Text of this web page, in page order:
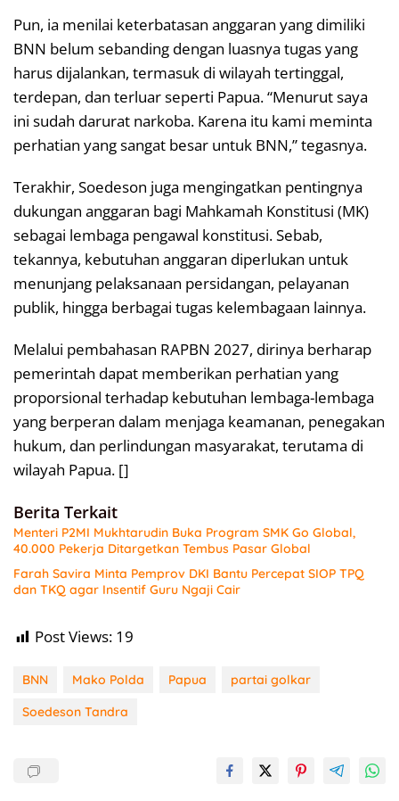
Pun, ia menilai keterbatasan anggaran yang dimiliki
BNN belum sebanding dengan luasnya tugas yang
harus dijalankan, termasuk di wilayah tertinggal,
terdepan, dan terluar seperti Papua. “Menurut saya
ini sudah darurat narkoba. Karena itu kami meminta
perhatian yang sangat besar untuk BNN,” tegasnya.
Terakhir, Soedeson juga mengingatkan pentingnya
dukungan anggaran bagi Mahkamah Konstitusi (MK)
sebagai lembaga pengawal konstitusi. Sebab,
tekannya, kebutuhan anggaran diperlukan untuk
menunjang pelaksanaan persidangan, pelayanan
publik, hingga berbagai tugas kelembagaan lainnya.
Melalui pembahasan RAPBN 2027, dirinya berharap
pemerintah dapat memberikan perhatian yang
proporsional terhadap kebutuhan lembaga-lembaga
yang berperan dalam menjaga keamanan, penegakan
hukum, dan perlindungan masyarakat, terutama di
wilayah Papua. []
Berita Terkait
Menteri P2MI Mukhtarudin Buka Program SMK Go Global,
40.000 Pekerja Ditargetkan Tembus Pasar Global
Farah Savira Minta Pemprov DKI Bantu Percepat SIOP TPQ
dan TKQ agar Insentif Guru Ngaji Cair
Post Views: 19
BNN Mako Polda Papua
partai golkar
Soedeson Tandra